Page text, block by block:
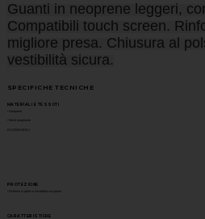
Guanti in neoprene leggeri,
Compatibili touch screen.
migliore presa. Chiusura al
vestibilità sicura.
SPECIFICHE TECNICHE
MATERIALI E TESSUTI
• Neoprene
• Mesh traspirante
PROTEZIONE
• Rinforzo in pelle in microfibra sul palmo
CARATTERISTICHE